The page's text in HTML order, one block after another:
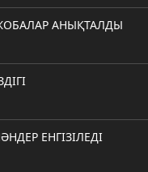
АНЫҚТАЛДЫ
ЕНГІЗІЛЕДІ